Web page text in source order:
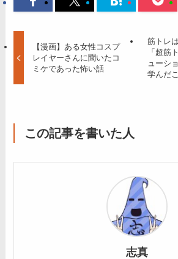
【漫画】ある女性コスプ
レイヤーさんに聞いたコ
ミケであった怖い話
筋トレ
「超筋
ューシ
学んだ
この記事を書いた人
志真